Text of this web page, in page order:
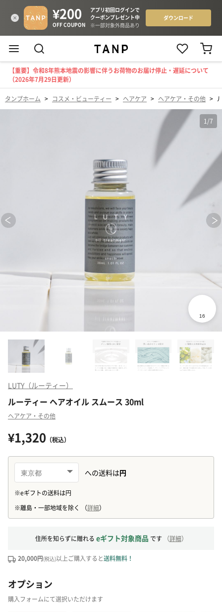
【重要】令和8年熊本地震の影響に伴うお荷物のお届け停止・遅延について
（2026年7月29日更新）
タンプホーム > コスメ・ビューティー > ヘアケア > ヘアケア・その他 >
1 /7
LUTY（ルーティー）
ルーティー ヘアオイル スムース 30ml
ヘアケア・その他
¥1,320 （税込）
住所を知らずに贈れる eギフト対象商品 です （詳細）
20,000円(税込)以上ご購入すると送料無料！
オプション
購入フォームにて選択いただけます